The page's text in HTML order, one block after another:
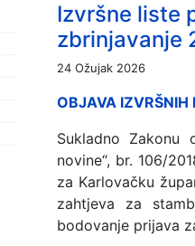
Izvršne liste
zbrinjavanje
24 Ožujak 2026
OBJAVA IZVRŠNIH
Sukladno Zakonu
novine“, br. 106/
za Karlovačku
zahtjeva za
bodovanje prijava